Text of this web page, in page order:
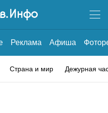
Реклама Афиша
Страна и мир Дежурная